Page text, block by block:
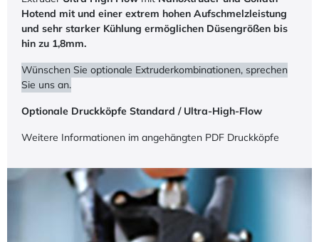
Hotend mit und einer extrem hohen Aufschmelzleistung
und sehr starker Kühlung ermöglichen Düsengrößen bis
hin zu 1,8mm.
Wünschen Sie optionale Extruderkombinationen, sprechen
Sie uns an.
Optionale Druckköpfe Standard / Ultra-High-Flow
Weitere Informationen im angehängten PDF Druckköpfe